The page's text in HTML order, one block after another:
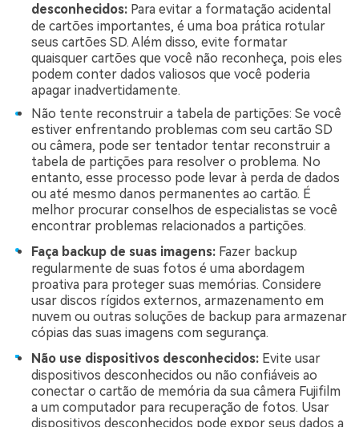
desconhecidos: Para evitar a formatação acidental
de cartões importantes, é uma boa prática rotular
seus cartões SD. Além disso, evite formatar
quaisquer cartões que você não reconheça, pois eles
podem conter dados valiosos que você poderia
apagar inadvertidamente.
Não tente reconstruir a tabela de partições: Se você
estiver enfrentando problemas com seu cartão SD
ou câmera, pode ser tentador tentar reconstruir a
tabela de partições para resolver o problema. No
entanto, esse processo pode levar à perda de dados
ou até mesmo danos permanentes ao cartão. É
melhor procurar conselhos de especialistas se você
encontrar problemas relacionados a partições.
Faça backup de suas imagens: Fazer backup
regularmente de suas fotos é uma abordagem
proativa para proteger suas memórias. Considere
usar discos rígidos externos, armazenamento em
nuvem ou outras soluções de backup para armazenar
cópias das suas imagens com segurança.
Não use dispositivos desconhecidos: Evite usar
dispositivos desconhecidos ou não confiáveis ao
conectar o cartão de memória da sua câmera Fujifilm
a um computador para recuperação de fotos. Usar
dispositivos desconhecidos pode expor seus dados a